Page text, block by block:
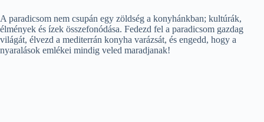
A paradicsom nem csupán egy zöldség a konyhánkban; kultúrák,
élmények és ízek összefonódása. Fedezd fel a paradicsom gazdag
világát, élvezd a mediterrán konyha varázsát, és engedd, hogy a
nyaralások emlékei mindig veled maradjanak!